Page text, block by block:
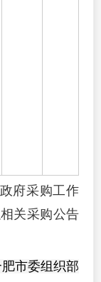
府采购工作
关采购公告
市委组织部